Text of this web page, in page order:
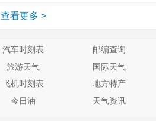
查看更多 >
汽车时刻表
邮编查询
旅游天气
国际天气
飞机时刻表
地方特产
今日油 天气资讯